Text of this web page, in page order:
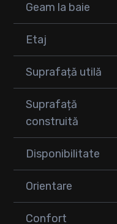
Geam la baie
Etaj
Suprafață utilă
Suprafață
construită
Disponibilitate
Orientare
Confort